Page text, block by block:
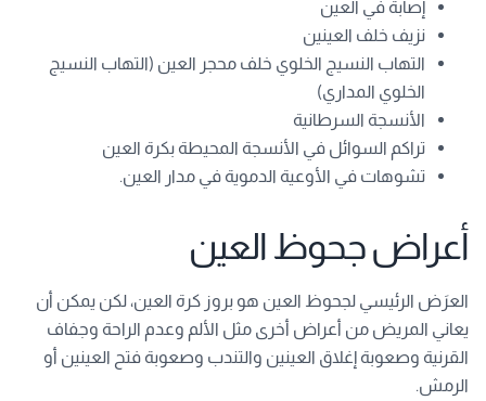
إصابة في العين
نزيف خلف العينين
التهاب النسيج الخلوي خلف محجر العين (التهاب النسيج
الخلوي المداري)
الأنسجة السرطانية
تراكم السوائل في الأنسجة المحيطة بكرة العين
تشوهات في الأوعية الدموية في مدار العين.
أعراض جحوظ العين
العرَض الرئيسي لجحوظ العين هو بروز كرة العين، لكن يمكن أن
يعاني المريض من أعراض أخرى مثل الألم وعدم الراحة وجفاف
القرنية وصعوبة إغلاق العينين والتندب وصعوبة فتح العينين أو
الرمش.